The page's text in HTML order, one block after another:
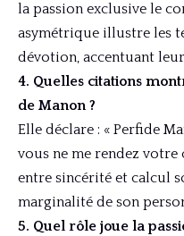
la passion exclusive le
asymétrique illustre les
dévotion, accentuant
4. Quelles citations
de Manon ?
Elle déclare : « Perfide
vous ne me rendez
entre sincérité et calcul
marginalité de son
5. Quel rôle joue la